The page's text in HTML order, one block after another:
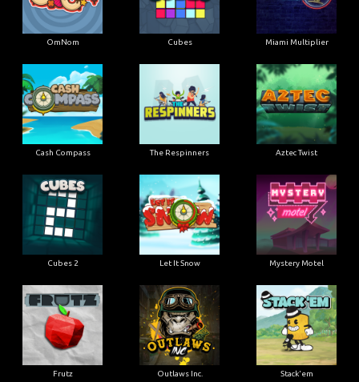
OmNom Cubes Miami Multiplier
Cash Compass The Respinners Aztec Twist
Cubes 2 Let It Snow Mystery Motel
Frutz Outlaws Inc. Stack'em